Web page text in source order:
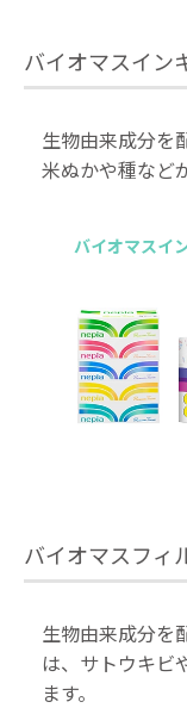
バイオマスイン
生物由来成分を
米ぬかや種など
バイオマスイ
バイオマスフィ
生物由来成分を
は、サトウキビ
ます。